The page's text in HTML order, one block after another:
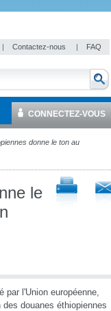
| Contactez-nous | FAQ
CONNECTEZ-VOUS
donne le ton au
le
par l'Union européenne,
douanes éthiopiennes